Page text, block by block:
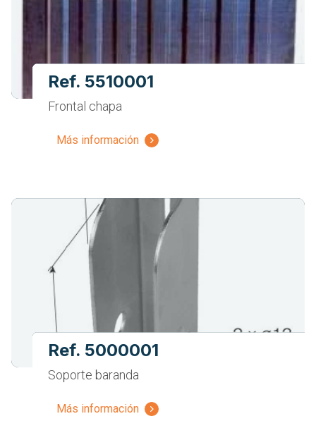
Ref. 5510001
Frontal chapa
Más información
Ref. 5000001
Soporte baranda
Más información